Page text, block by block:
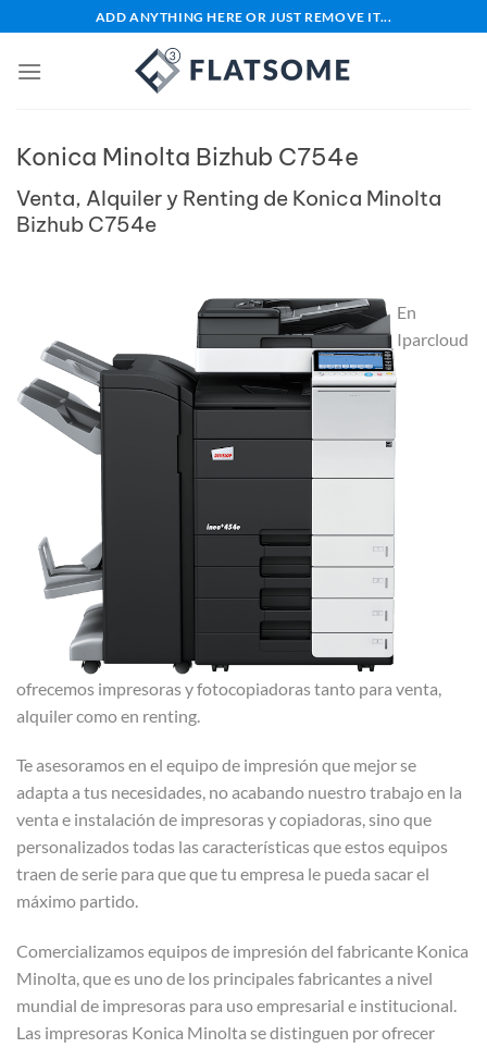
al
contenido
ADD ANYTHING HERE OR JUST REMOVE IT...
Konica Minolta Bizhub C754e
Venta, Alquiler y Renting de Konica Minolta
Bizhub C754e
En
Iparcloud
ofrecemos impresoras y fotocopiadoras tanto para venta,
alquiler como en renting.
Te asesoramos en el equipo de impresión que mejor se
adapta a tus necesidades, no acabando nuestro trabajo en la
venta e instalación de impresoras y copiadoras, sino que
personalizados todas las características que estos equipos
traen de serie para que que tu empresa le pueda sacar el
máximo partido.
Comercializamos equipos de impresión del fabricante Konica
Minolta, que es uno de los principales fabricantes a nivel
mundial de impresoras para uso empresarial e institucional.
Las impresoras Konica Minolta se distinguen por ofrecer